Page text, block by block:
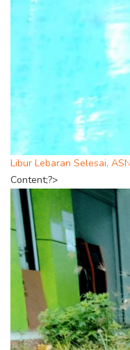
Libur Lebaran Selesai,
Content;?>